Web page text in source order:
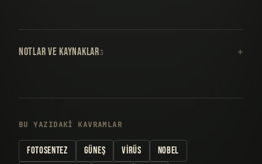
NOTLAR VE KAYNAKLAR3
BU YAZIDAKI KAVRAMLAR
FOTOSENTEZ GÜNEŞ VIRÜS
NOBEL